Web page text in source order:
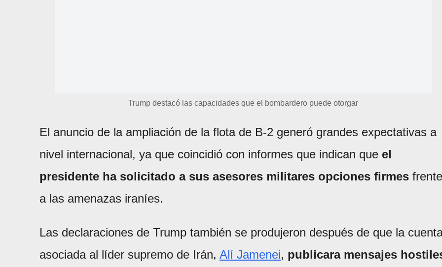
Trump destacó las capacidades que el bombardero puede otorgar
El anuncio de la ampliación de la flota de B-2 generó grandes expectativas a
nivel internacional, ya que coincidió con informes que indican que el
presidente ha solicitado a sus asesores militares opciones firmes frente
a las amenazas iraníes.
Las declaraciones de Trump también se produjeron después de que la
asociada al líder supremo de Irán, Alí Jamenei, publicara mensajes